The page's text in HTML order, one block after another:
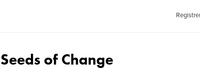
Seeds of Change